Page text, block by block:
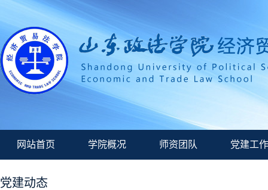
网站首页 学院概况 师资团队 党建工作
党建动态